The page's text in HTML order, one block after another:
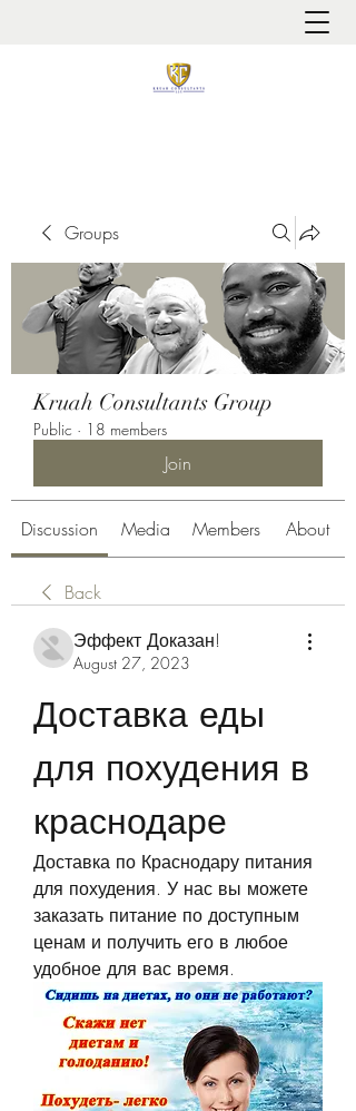
Groups
Kruah Consultants Group
Public · 18 members
Join
Discussion Media Members About
Back
Эффект Доказан!
August 27, 2023
Доставка еды
для похудения в
краснодаре
Доставка по Краснодару питания
для похудения. У нас вы можете
заказать питание по доступным
ценам и получить его в любое
удобное для вас время.